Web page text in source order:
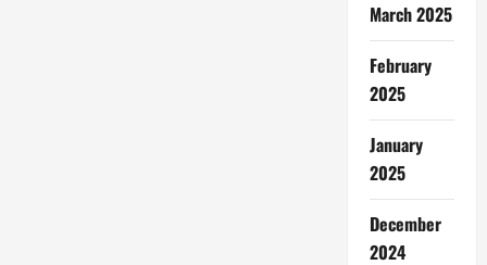
March 2025
February
2025
January
2025
December
2024